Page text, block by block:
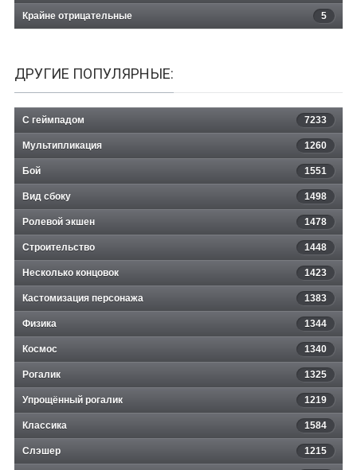
Крайне отрицательные 5
ДРУГИЕ ПОПУЛЯРНЫЕ:
С геймпадом 7233
Мультипликация 1260
Бой 1551
Вид сбоку 1498
Ролевой экшен 1478
Строительство 1448
Несколько концовок 1423
Кастомизация персонажа 1383
Физика 1344
Космос 1340
Рогалик 1325
Упрощённый рогалик 1219
Классика 1584
Слэшер 1215